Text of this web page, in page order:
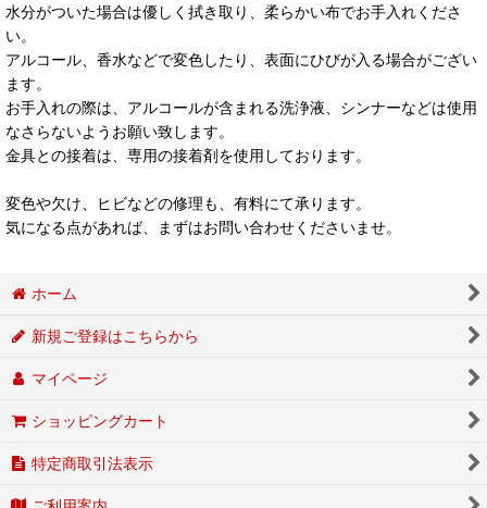
水分がついた場合は優しく拭き取り、柔らかい布でお手入れくださ
い。
アルコール、香水などで変色したり、表面にひびが入る場合がござい
ます。
お手入れの際は、アルコールが含まれる洗浄液、シンナーなどは使用
なさらないようお願い致します。
金具との接着は、専用の接着剤を使用しております。
変色や欠け、ヒビなどの修理も、有料にて承ります。
気になる点があれば、まずはお問い合わせくださいませ。
ホーム
新規ご登録はこちらから
マイページ
ショッピングカート
特定商取引法表示